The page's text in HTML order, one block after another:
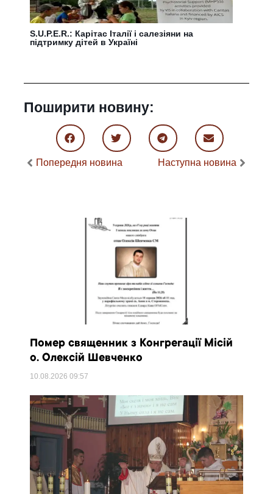
S.U.P.E.R.: Карітас Італії і салезіяни на
підтримку дітей в Україні
Поширити новину:
Попередня новина Наступна новина
Помер священник з Конгрегації Місій
о. Олексій Шевченко
10.08.202609:57